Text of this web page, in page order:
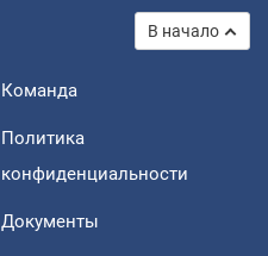
В начало
Команда
Политика
конфиденциальности
Документы